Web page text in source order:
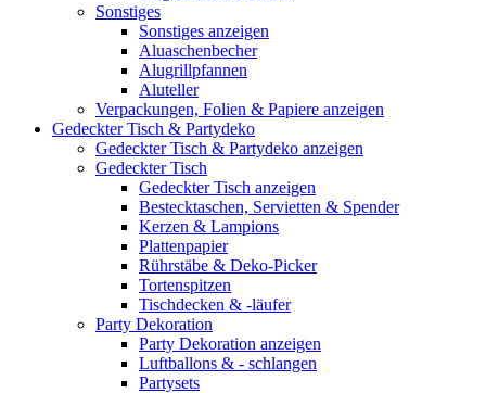
Sonstiges
Sonstiges anzeigen
Aluaschenbecher
Alugrillpfannen
Aluteller
Verpackungen, Folien & Papiere anzeigen
Gedeckter Tisch & Partydeko
Gedeckter Tisch & Partydeko anzeigen
Gedeckter Tisch
Gedeckter Tisch anzeigen
Bestecktaschen, Servietten & Spender
Kerzen & Lampions
Plattenpapier
Rührstäbe & Deko-Picker
Tortenspitzen
Tischdecken & -läufer
Party Dekoration
Party Dekoration anzeigen
Luftballons & - schlangen
Partysets